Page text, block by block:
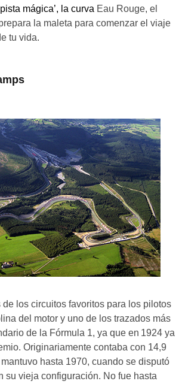
mágica’, la curva Eau Rouge, el
la maleta para comenzar el viaje
tu vida.
de los circuitos favoritos para los pilotos
del motor y uno de los trazados más
de la Fórmula 1, ya que en 1924 ya
. Originariamente contaba con 14,9
hasta 1970, cuando se disputó
su vieja configuración. No fue hasta